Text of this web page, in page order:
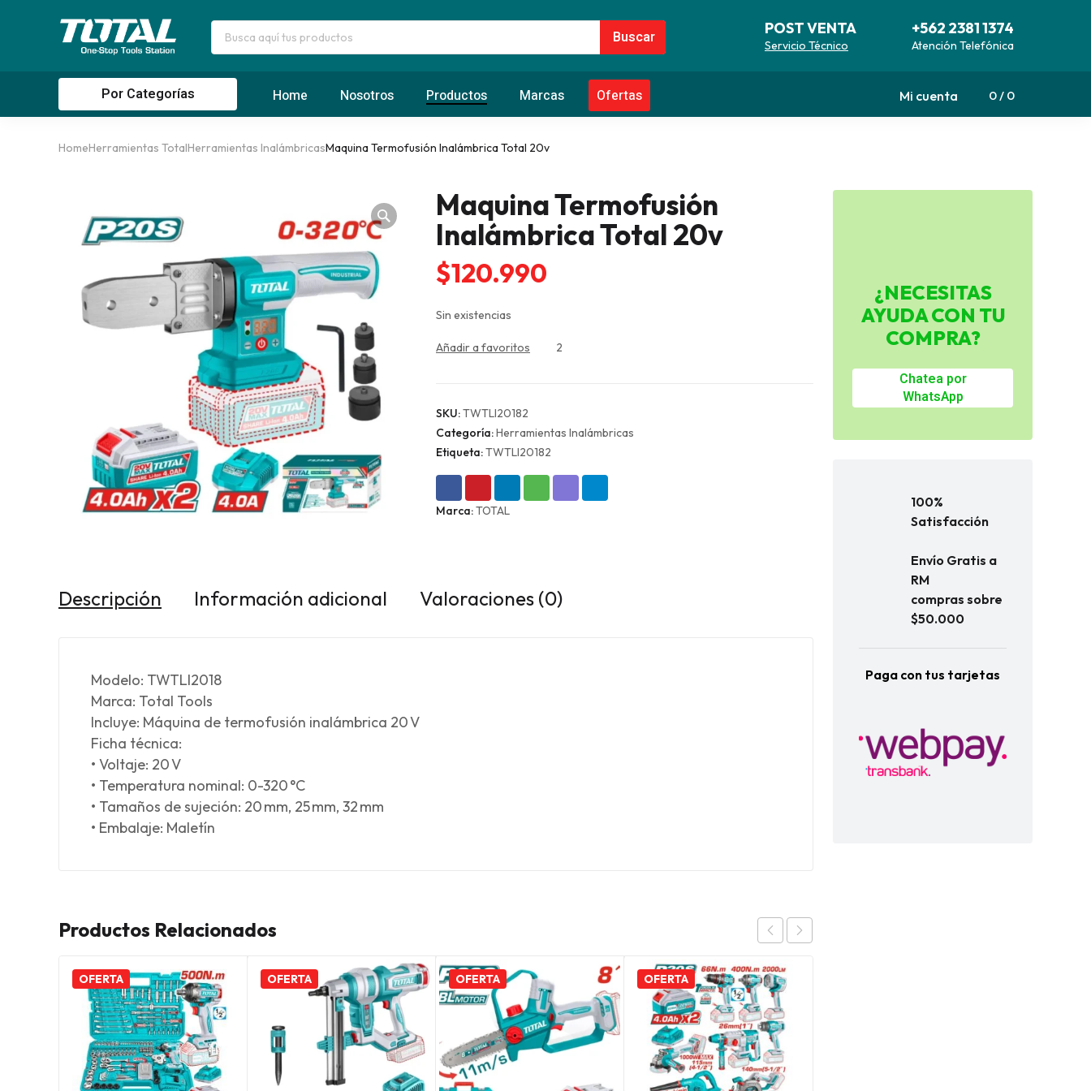
POST VENTA
Servicio Técnico
+562 2381 1374
Atención Telefónica
0 0
Mi cuenta
Por Categorías Home Nosotros Productos Marcas Ofertas
HomeHerramientas TotalHerramientas InalámbricasMaquina Termofusión Inalámbrica Total 20v
Maquina Termofusión
Inalámbrica Total 20v
$120.990
Sin existencias
Añadir a favoritos 2
SKU:TWTLI20182
Categoría:Herramientas Inalámbricas
Etiqueta:TWTLI20182
Marca:TOTAL
Descripción Información adicional Valoraciones (0)
Modelo: TWTLI2018
Marca: Total Tools
Incluye: Máquina de termofusión inalámbrica 20 V
Ficha técnica:
• Voltaje: 20 V
• Temperatura nominal: 0-320 °C
• Tamaños de sujeción: 20 mm, 25 mm, 32 mm
• Embalaje: Maletín
Productos Relacionados
OFERTA OFERTA OFERTA OFERTA
¿NECESITAS
AYUDA CON TU
COMPRA?
Chatea por
WhatsApp
100%
Satisfacción
Envío Gratis a
RM
compras sobre
$50.000
Paga con tus tarjetas